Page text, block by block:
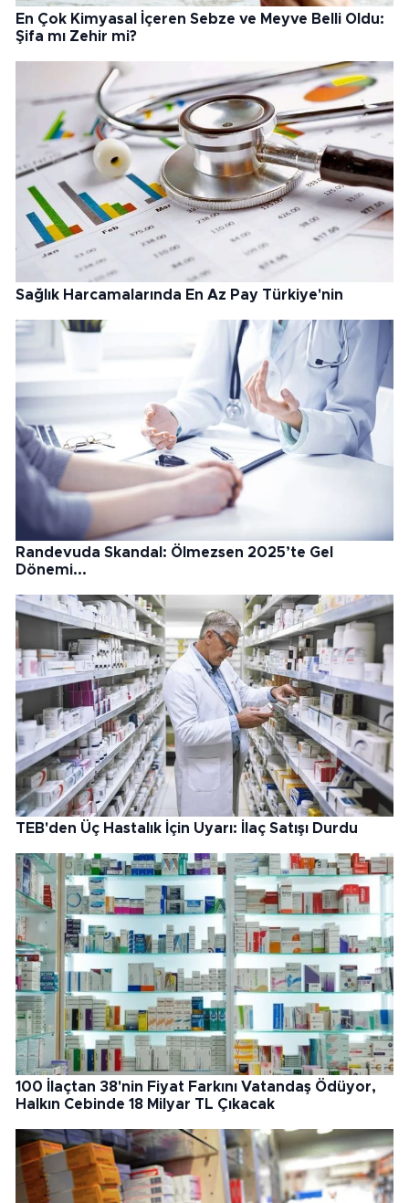
En Çok Kimyasal İçeren Sebze ve Meyve Belli Oldu:
Şifa mı Zehir mi?
Sağlık Harcamalarında En Az Pay Türkiye'nin
Randevuda Skandal: Ölmezsen 2025’te Gel
Dönemi...
TEB'den Üç Hastalık İçin Uyarı: İlaç Satışı Durdu
100 İlaçtan 38'nin Fiyat Farkını Vatandaş Ödüyor,
Halkın Cebinde 18 Milyar TL Çıkacak